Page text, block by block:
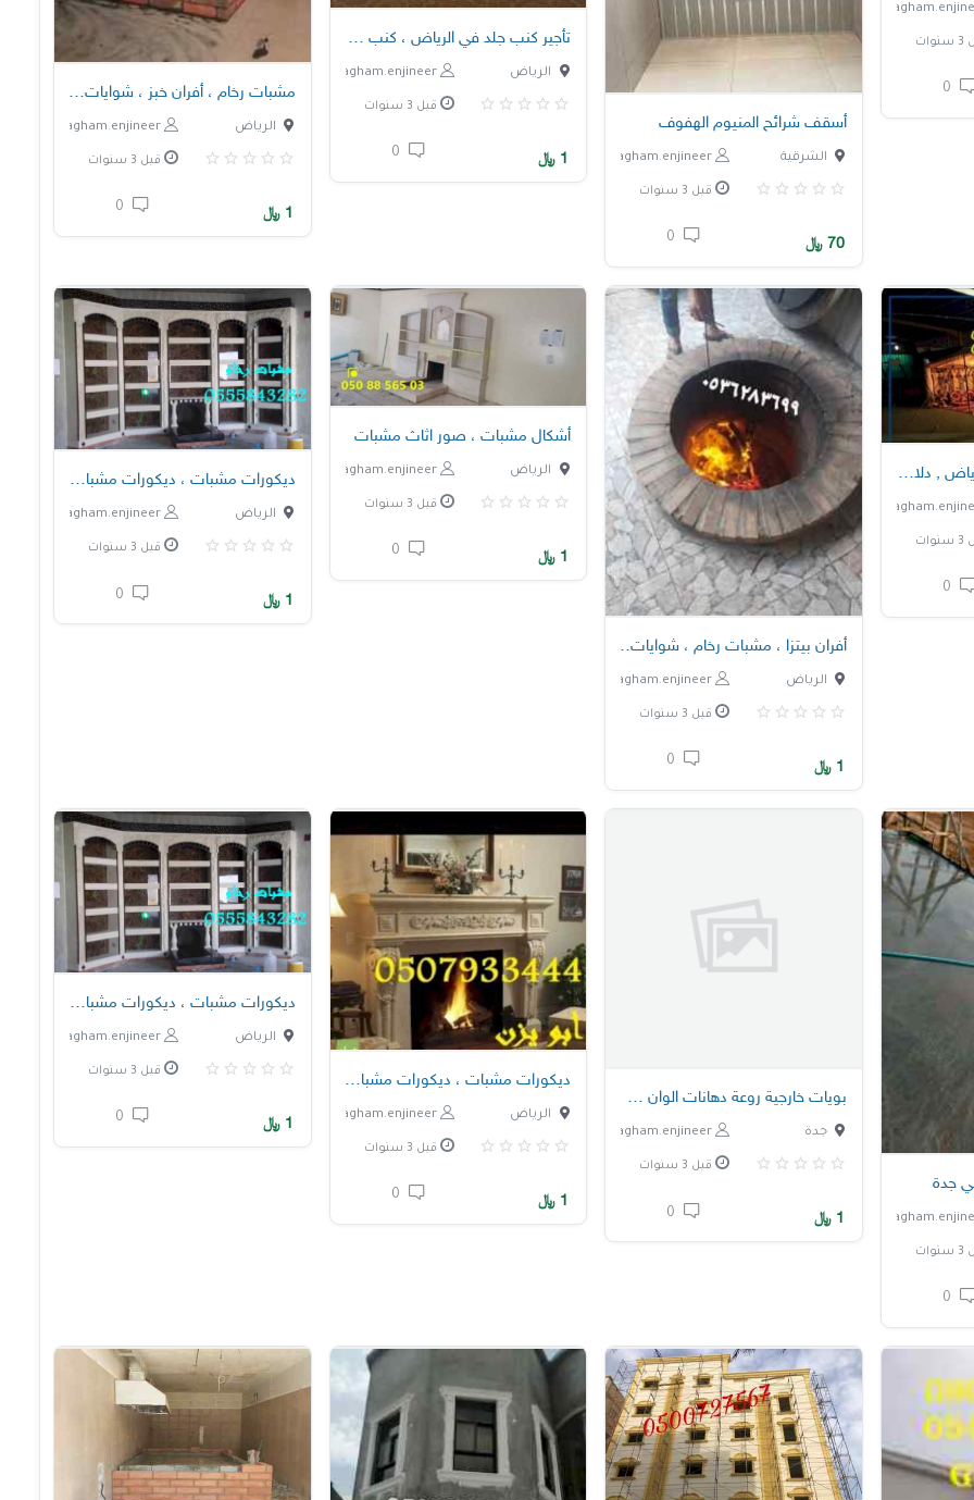
أسقف شرائح المنيوم الهفوف
nagham.enjineer الشرقية
قبل 3 سنوات
70 ﷼
تأجير كنب جلد في الرياض ، كنب ملكي كحلي وسكري
nagham.enjineer الرياض
قبل 3 سنوات
1 ﷼
مشبات رخام ، أفران خبز ، شوايات مطاعم
nagham.enjineer الرياض
قبل 3 سنوات
1 ﷼
, دلات قهوة كبيرة
أفران بيتزا ، مشبات رخام ، شوايات في الرياض
nagham.enjineer الرياض
قبل 3 سنوات
1 ﷼
أشكال مشبات ، صور اثاث مشبات
nagham.enjineer الرياض
قبل 3 سنوات
1 ﷼
ديكورات مشبات ، ديكورات مشبات فخمه
nagham.enjineer الرياض
قبل 3 سنوات
1 ﷼
جدة
بويات خارجية روعة دهانات الوان سادة
nagham.enjineer جدة
قبل 3 سنوات
1 ﷼
ديكورات مشبات ، ديكورات مشبات الأحساء
nagham.enjineer الرياض
قبل 3 سنوات
1 ﷼
ديكورات مشبات ، ديكورات مشبات فخمه
nagham.enjineer الرياض
قبل 3 سنوات
1 ﷼